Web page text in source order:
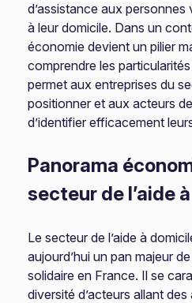
d’assistance aux
à leur domicile. Dans un
économie devient un pilier
comprendre les
permet aux entreprises du
positionner et aux acteurs
d’identifier efficacement
Panorama
secteur de l’aide
Le secteur de l’aide à
aujourd’hui un pan majeur
solidaire en France. Il se
diversité d’acteurs allant